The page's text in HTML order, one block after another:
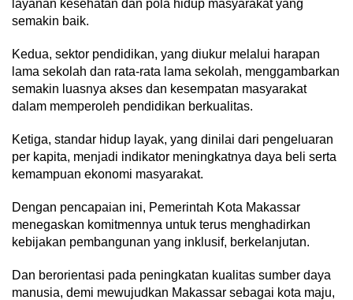
layanan kesehatan dan pola hidup masyarakat yang
semakin baik.
Kedua, sektor pendidikan, yang diukur melalui harapan
lama sekolah dan rata-rata lama sekolah, menggambarkan
semakin luasnya akses dan kesempatan masyarakat
dalam memperoleh pendidikan berkualitas.
Ketiga, standar hidup layak, yang dinilai dari pengeluaran
per kapita, menjadi indikator meningkatnya daya beli serta
kemampuan ekonomi masyarakat.
Dengan pencapaian ini, Pemerintah Kota Makassar
menegaskan komitmennya untuk terus menghadirkan
kebijakan pembangunan yang inklusif, berkelanjutan.
Dan berorientasi pada peningkatan kualitas sumber daya
manusia, demi mewujudkan Makassar sebagai kota maju,